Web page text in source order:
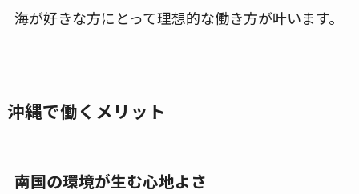
海が好きな方にとって理想的な働き方が叶います。
沖縄で働くメリット
南国の環境が生む心地よさ